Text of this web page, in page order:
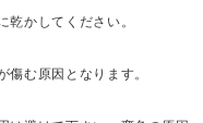
かしてください。
む原因となります。